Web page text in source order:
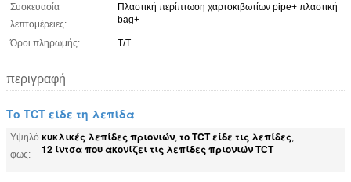
Συσκευασία
λεπτομέρειες:
Πλαστική περίπτωση χαρτοκιβωτίων pipe+ πλαστική
bag+
Όροι πληρωμής: T/T
περιγραφή
Το TCT είδε τη λεπίδα
Υψηλό
φως:
κυκλικές λεπίδες πριονιών, το TCT είδε τις λεπίδες,
12 ίντσα που ακονίζει τις λεπίδες πριονιών TCT